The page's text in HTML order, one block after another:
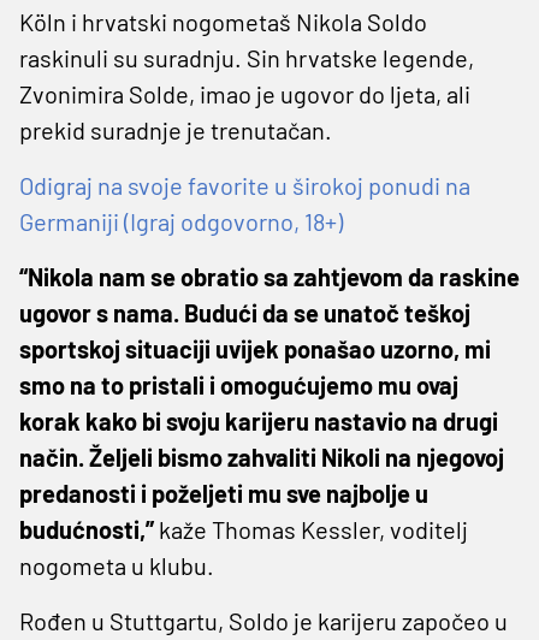
Köln i hrvatski nogometaš Nikola Soldo
raskinuli su suradnju. Sin hrvatske legende,
Zvonimira Solde, imao je ugovor do ljeta, ali
prekid suradnje je trenutačan.
Odigraj na svoje favorite u širokoj ponudi na
Germaniji (Igraj odgovorno, 18+)
“Nikola nam se obratio sa zahtjevom da raskine
ugovor s nama. Budući da se unatoč teškoj
sportskoj situaciji uvijek ponašao uzorno, mi
smo na to pristali i omogućujemo mu ovaj
korak kako bi svoju karijeru nastavio na drugi
način. Željeli bismo zahvaliti Nikoli na njegovoj
predanosti i poželjeti mu sve najbolje u
budućnosti,” kaže Thomas Kessler, voditelj
nogometa u klubu.
Rođen u Stuttgartu, Soldo je karijeru započeo u